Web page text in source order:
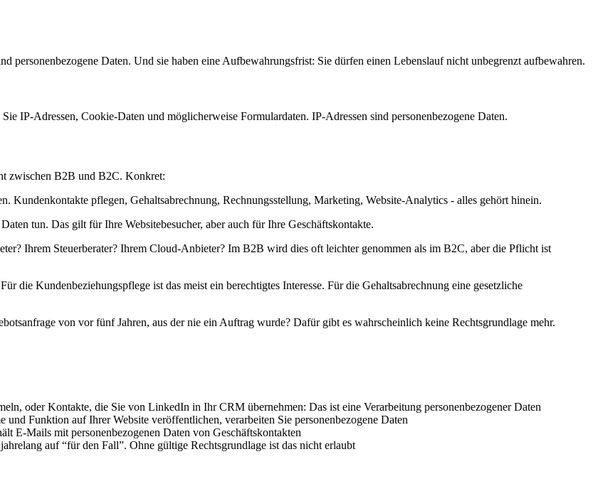
personenbezogene Daten. Und sie haben eine Aufbewahrungsfrist: Sie dürfen einen Lebenslauf nicht unbegrenzt aufbewahren.
IP-Adressen, Cookie-Daten und möglicherweise Formulardaten. IP-Adressen sind personenbezogene Daten.
zwischen B2B und B2C. Konkret:
Kundenkontakte pflegen, Gehaltsabrechnung, Rechnungsstellung, Marketing, Website-Analytics - alles gehört hinein.
tun. Das gilt für Ihre Websitebesucher, aber auch für Ihre Geschäftskontakte.
Ihrem Steuerberater? Ihrem Cloud-Anbieter? Im B2B wird dies oft leichter genommen als im B2C, aber die Pflicht ist
die Kundenbeziehungspflege ist das meist ein berechtigtes Interesse. Für die Gehaltsabrechnung eine gesetzliche
von vor fünf Jahren, aus der nie ein Auftrag wurde? Dafür gibt es wahrscheinlich keine Rechtsgrundlage mehr.
oder Kontakte, die Sie von LinkedIn in Ihr CRM übernehmen: Das ist eine Verarbeitung personenbezogener Daten
und Funktion auf Ihrer Website veröffentlichen, verarbeiten Sie personenbezogene Daten
E-Mails mit personenbezogenen Daten von Geschäftskontakten
auf “für den Fall”. Ohne gültige Rechtsgrundlage ist das nicht erlaubt